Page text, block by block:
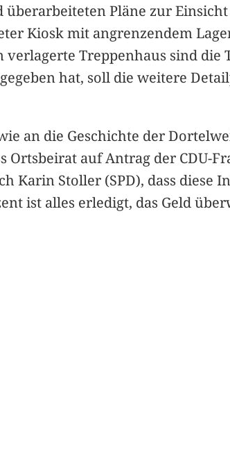
Pläne zur
Kiosk mit angrenzendem
Treppenhaus sind die
hat, soll die weitere
an die Geschichte der
Ortsbeirat auf Antrag der CDU-
Karin Stoller (SPD), dass diese
ist alles erledigt, das Geld